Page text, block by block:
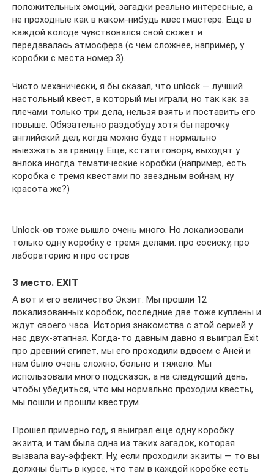
положительных эмоций, загадки реально интересные, а
не проходные как в каком-нибудь квестмастере. Еще в
каждой колоде чувствовался свой сюжет и
передавалась атмосфера (с чем сложнее, например, у
коробки с места номер 3).
Чисто механически, я бы сказал, что unlock — лучший
настольный квест, в который мы играли, но так как за
плечами только три дела, нельзя взять и поставить его
повыше. Обязательно раздобуду хотя бы парочку
английский дел, когда можно будет нормально
выезжать за границу. Еще, кстати говоря, выходят у
анлока иногда тематические коробки (например, есть
коробка с тремя квестами по звездным войнам, ну
красота же?)
Unlock-ов тоже вышло очень много. Но локализовали
только одну коробку с тремя делами: про сосиску, про
лабораторию и про остров
3 место. EXIT
А вот и его величество Экзит. Мы прошли 12
локализованных коробок, последние две тоже куплены и
ждут своего часа. История знакомства с этой серией у
нас двух-этапная. Когда-то давным давно я выиграл Exit
про древний египет, мы его проходили вдвоем с Аней и
нам было очень сложно, больно и тяжело. Мы
использовали много подсказок, а на следующий день,
чтобы убедиться, что мы нормально проходим квесты,
мы пошли и прошли квеструм.
Прошел примерно год, я выиграл еще одну коробку
экзита, и там была одна из таких загадок, которая
вызвала вау-эффект. Ну, если проходили экзиты — то вы
должны быть в курсе, что там в каждой коробке есть